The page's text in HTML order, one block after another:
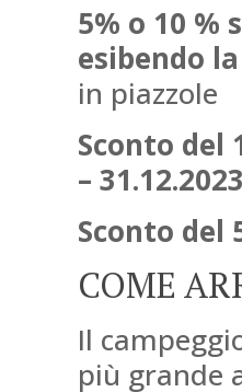
5% o 10 %
esibendo
in piazzole
Sconto del
– 31.12.2023
Sconto del
COME
Il
più grande